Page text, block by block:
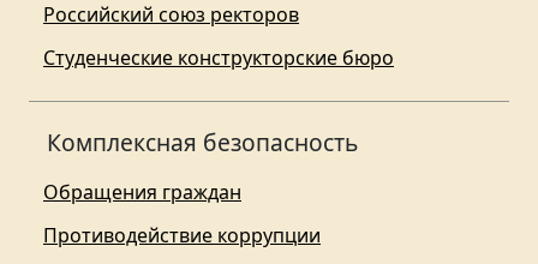
Российский союз ректоров
Студенческие конструкторские бюро
Комплексная безопасность
Обращения граждан
Противодействие коррупции